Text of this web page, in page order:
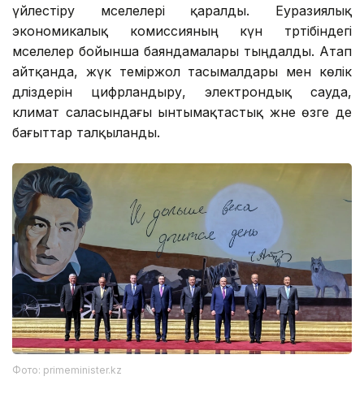
үйлестіру мәселелері қаралды. Еуразиялық
экономикалық комиссияның күн тәртібіндегі
мәселелер бойынша баяндамалары тыңдалды. Атап
айтқанда, жүк теміржол тасымалдары мен көлік
дәліздерін цифрландыру, электрондық сауда,
климат саласындағы ынтымақтастық және өзге де
бағыттар талқыланды.
Фото: primeminister.kz